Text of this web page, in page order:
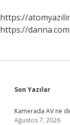
https://
https://
Son Yazılar
Kamerada AV ne
Ağustos 7, 2026